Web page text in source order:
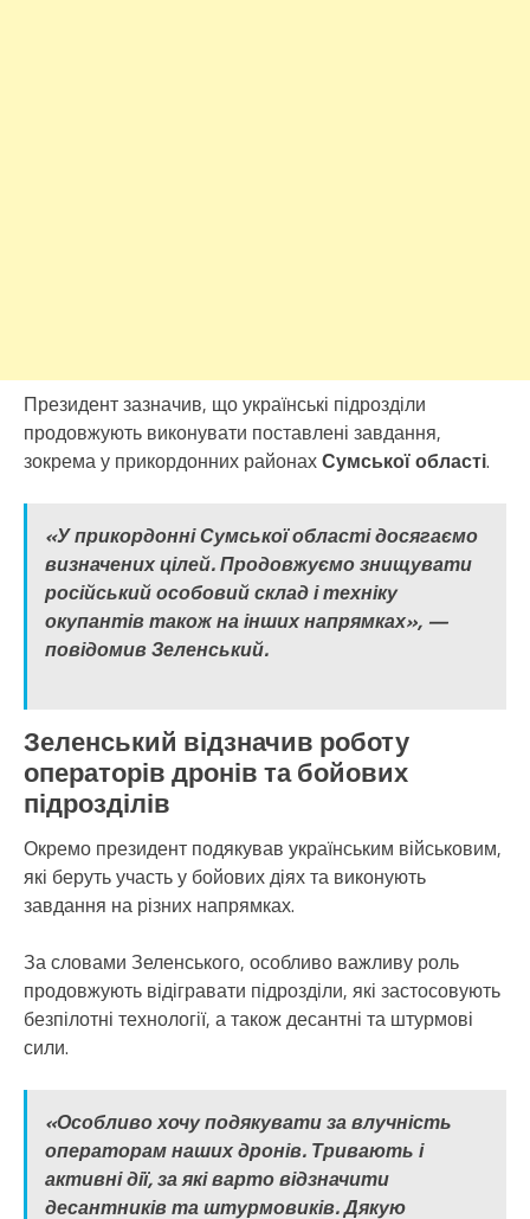
Президент зазначив, що українські підрозділи
продовжують виконувати поставлені завдання,
зокрема у прикордонних районахСумської області.
«У прикордонні Сумської області досягаємо
визначених цілей. Продовжуємо знищувати
російський особовий склад і техніку
окупантів також на інших напрямках», —
повідомив Зеленський.
Зеленський відзначив роботу
операторів дронів та бойових
підрозділів
Окремо президент подякував українським військовим,
які беруть участь у бойових діях та виконують
завдання на різних напрямках.
За словами Зеленського, особливо важливу роль
продовжують відігравати підрозділи, які застосовують
безпілотні технології, а також десантні та штурмові
сили.
«Особливо хочу подякувати за влучність
операторам наших дронів. Тривають і
активні дії, за які варто відзначити
десантників та штурмовиків. Дякую